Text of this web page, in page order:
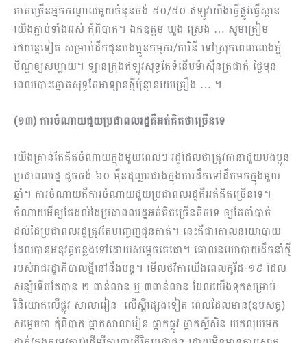
ភាគច្រើនអ្នកកណ្តាលមួយចំនួនចង់ ៥០/៥០ ឥឡូវយើងធ្វើផ្លូវធ្វើស្ពាន
យើងភ្ជាប់ទាំងអស់ កុំពិបាក។ ឯកឧត្តម ឃួង ស្រេង … សូមត្រៀម
រថយន្តទៀត សម្រាប់ដឹកជូនបងប្អូនកម្មករ/ការិនី ទៅស្រុកពេលលេងភ្ជុំ
បិណ្ឌឲ្យសប្បាយ។ ឡានក្រុងឥឡូវសុទ្ធតែទំនើបម៉ាស៊ីនត្រជាក់ ថ្ងៃមុន
ពេលបោះឆ្នោតសុទ្ធតែអាឡានថ្មីប៉ុន្មានរយគ្រឿង … ។
(១៣) ការចំណាយជួយប្រជាពលរដ្ឋគឺអត់គិតថាច្រើនទេ
យើងគ្រាន់តែគិតចំណាយក្នុងមួយពេលៗ រដ្ឋដែលថាត្រូវធានាជួយបងប្អូន
ប្រជាពលរដ្ឋ ដូចចង់ ៦០ ម៉ឺនដុល្លារជាងក្នុងការដឹកទៅដឹកមកក្នុងមួយ
ឆ្នាំ។ ការចំណាយគឺការចំណាយជួយប្រជាពលរដ្ឋគឺអត់គិតច្រើនទេ។
ចំណាយអីឲ្យតែដល់ដៃប្រជាពលរដ្ឋអត់គិតច្រើនតិចទេ ឲ្យតែចាំបាច់
ដល់ដៃប្រជាពលរដ្ឋត្រូវតែបញ្ចេញជូនគាត់។ នេះគឺជាគោលនយោបាយ
ដែលបានអនុវត្តកន្លងទៅដោយសម្តេចតេជោ។ គោលនយោបាយដឹកនាំថ្មី
របស់រាជរដ្ឋាភិបាលថ្មីនៅនឹងបន្ត។ មើលថវិកាយើងពេលកូវីដ-១៩ ដែល
សន្សំទើបតែបាន ២ ពាន់លាន ឬ ៣ពាន់លាន ដែលយើងទុកសម្រាប់
វិនិយោគលើផ្លូវ សាលារៀន លើស្អីផ្សេងទៀត ពេលដែលមាន(ឧបសគ្គ)
សម្តេចថា កុំពិបាក ផ្អាកសាលារៀន ផ្អាកផ្លូវ ផ្អាកស្អីសិន យកលុយមក